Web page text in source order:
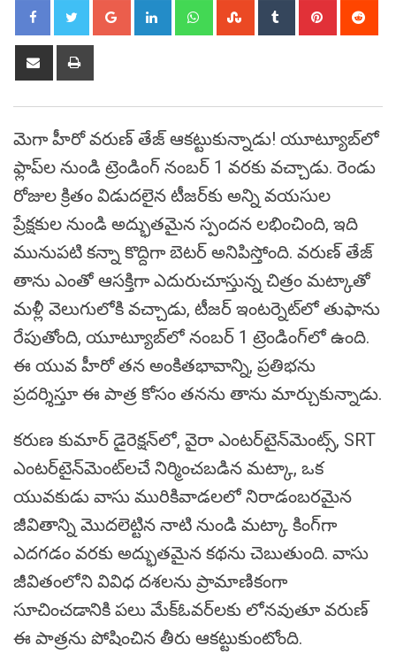
Google+ LinkedIn WhatsappStumbleUpon
Tumblr Pinterest
Share
మెగా హీరో వరుణ్ తేజ్ ఆకట్టుకున్నాడు! యూట్యూబ్‌లో
ఫ్లాప్‌ల నుండి ట్రెండింగ్ నంబర్ 1 వరకు వచ్చాడు. రెండు
రోజుల క్రితం విడుదలైన టీజర్‌కు అన్ని వయసుల
ప్రేక్షకుల నుండి అద్భుతమైన స్పందన లభించింది, ఇది
మునుపటి కన్నా కొద్దిగా బెటర్ అనిపిస్తోంది. వరుణ్ తేజ్
తాను ఎంతో ఆసక్తిగా ఎదురుచూస్తున్న చిత్రం మట్కాతో
మళ్లీ వెలుగులోకి వచ్చాడు, టీజర్ ఇంటర్నెట్‌లో తుఫాను
రేపుతోంది, యూట్యూబ్‌లో నంబర్ 1 ట్రెండింగ్‌లో ఉంది.
ఈ యువ హీరో తన అంకితభావాన్ని, ప్రతిభను
ప్రదర్శిస్తూ ఈ పాత్ర కోసం తనను తాను మార్చుకున్నాడు.
కరుణ కుమార్ డైరెక్షన్‌లో, వైరా ఎంటర్‌టైన్‌మెంట్స్, SRT
ఎంటర్‌టైన్‌మెంట్‌లచే నిర్మించబడిన మట్కా, ఒక
యువకుడు వాసు మురికివాడలలో నిరాడంబరమైన
జీవితాన్ని మొదలెట్టిన నాటి నుండి మట్కా కింగ్‌గా
ఎదగడం వరకు అద్భుతమైన కథను చెబుతుంది. వాసు
జీవితంలోని వివిధ దశలను ప్రామాణికంగా
సూచించడానికి పలు మేక్‌ఓవర్‌లకు లోనవుతూ వరుణ్
ఈ పాత్రను పోషించిన తీరు ఆకట్టుకుంటోంది.